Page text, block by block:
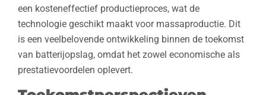
een kosteneffectief productieproces, wat de
technologie geschikt maakt voor massaproductie. Dit
is een veelbelovende ontwikkeling binnen de toekomst
van batterijopslag, omdat het zowel economische als
prestatievoordelen oplevert.